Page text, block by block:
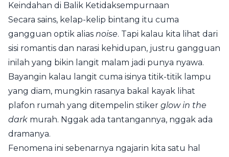
Keindahan di Balik Ketidaksempurnaan
Secara sains, kelap-kelip bintang itu cuma
gangguan optik alias noise. Tapi kalau kita lihat dari
sisi romantis dan narasi kehidupan, justru gangguan
inilah yang bikin langit malam jadi punya nyawa.
Bayangin kalau langit cuma isinya titik-titik lampu
yang diam, mungkin rasanya bakal kayak lihat
plafon rumah yang ditempelin stiker glow in the
dark murah. Nggak ada tantangannya, nggak ada
dramanya.
Fenomena ini sebenarnya ngajarin kita satu hal